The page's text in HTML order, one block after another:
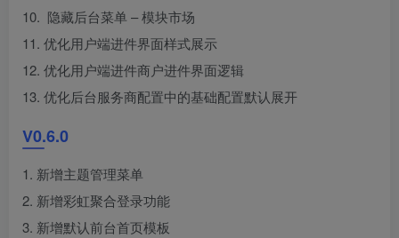
10. 隐藏后台菜单 – 模块市场
11. 优化用户端进件界面样式展示
12. 优化用户端进件商户进件界面逻辑
13. 优化后台服务商配置中的基础配置默认展开
V0.6.0
1. 新增主题管理菜单
2. 新增彩虹聚合登录功能
3. 新增默认前台首页模板